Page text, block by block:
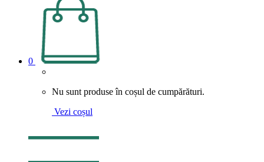
0
Nu sunt produse în coșul de cumpărături.
Vezi coșul